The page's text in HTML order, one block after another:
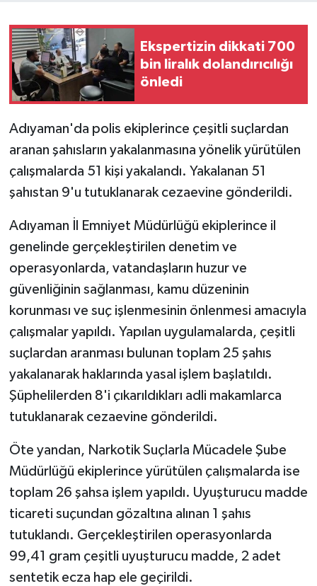
Ekspertizin dikkati 700
bin liralık dolandırıcılığı
önledi
Adıyaman'da polis ekiplerince çeşitli suçlardan
aranan şahısların yakalanmasına yönelik yürütülen
çalışmalarda 51 kişi yakalandı. Yakalanan 51
şahıstan 9'u tutuklanarak cezaevine gönderildi.
Adıyaman İl Emniyet Müdürlüğü ekiplerince il
genelinde gerçekleştirilen denetim ve
operasyonlarda, vatandaşların huzur ve
güvenliğinin sağlanması, kamu düzeninin
korunması ve suç işlenmesinin önlenmesi amacıyla
çalışmalar yapıldı. Yapılan uygulamalarda, çeşitli
suçlardan aranması bulunan toplam 25 şahıs
yakalanarak haklarında yasal işlem başlatıldı.
Şüphelilerden 8'i çıkarıldıkları adli makamlarca
tutuklanarak cezaevine gönderildi.
Öte yandan, Narkotik Suçlarla Mücadele Şube
Müdürlüğü ekiplerince yürütülen çalışmalarda ise
toplam 26 şahsa işlem yapıldı. Uyuşturucu madde
ticareti suçundan gözaltına alınan 1 şahıs
tutuklandı. Gerçekleştirilen operasyonlarda
99,41 gram çeşitli uyuşturucu madde, 2 adet
sentetik ecza hap ele geçirildi.